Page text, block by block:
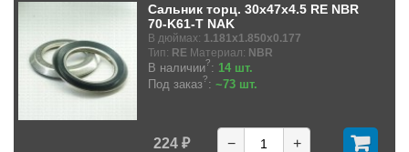
Сальник торц. 30x47x4.5 RE NBR
70-K61-T NAK
В дюймах: 1.181x1.850x0.177
Тип: RE Материал: NBR
В наличии?: 14 шт.
Под заказ?: ~73 шт.
224 ₽ − +